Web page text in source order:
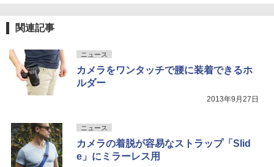
関連記事
ニュース
カメラをワンタッチで腰に装着できるホ
ルダー
2013年9月27日
ニュース
カメラの着脱が容易なストラップ「Slid
e」にミラーレス用